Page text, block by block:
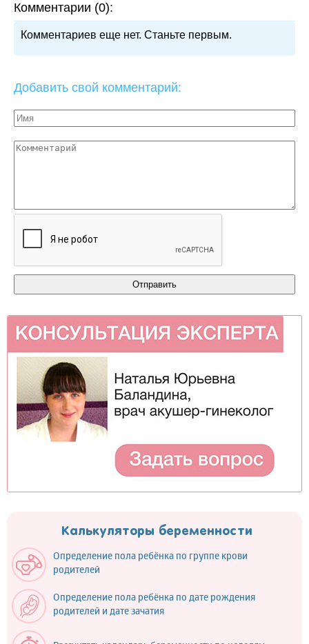
Комментарии (0):
Комментариев еще нет. Станьте первым.
Добавить свой комментарий:
Калькуляторы беременности
Определение пола ребёнка по группе крови
родителей
Определение пола ребёнка по дате рождения
родителей и дате зачатия